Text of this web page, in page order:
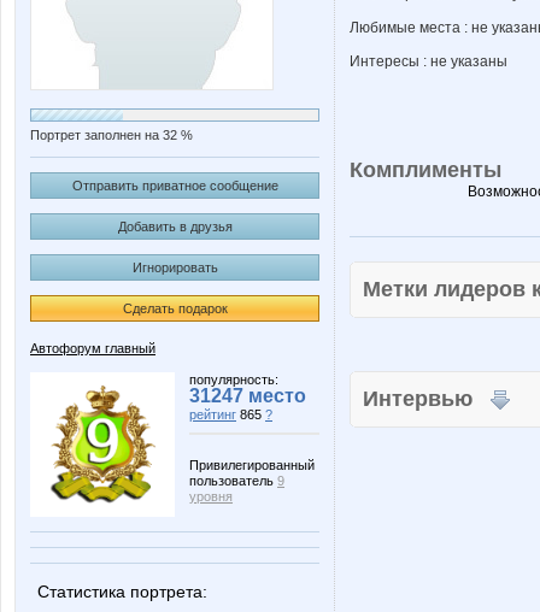
Портрет заполнен на 32 %
Отправить приватное сообщение
Добавить в друзья
Игнорировать
Сделать подарок
Автофорум главный
популярность:
31247 место
рейтинг 865 ?
Привилегированный
пользователь 9
уровня
Статистика портрета:
Любимые места : не
Интересы : не указаны
Комплименты
Метки
Интервью